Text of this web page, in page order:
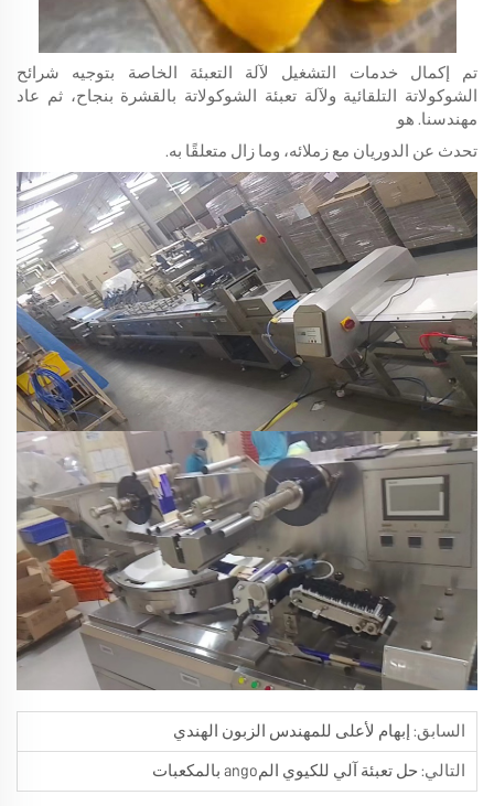
تم إكمال خدمات التشغيل لآلة التعبئة الخاصة بتوجيه شرائح
الشوكولاتة التلقائية ولآلة تعبئة الشوكولاتة بالقشرة بنجاح، ثم عاد
مهندسنا. هو
تحدث عن الدوريان مع زملائه، وما زال متعلقًا به.
السابق: إبهام لأعلى للمهندس الزبون الهندي
التالي: حل تعبئة آلي للكيوي المango بالمكعبات